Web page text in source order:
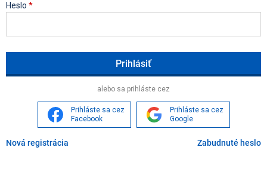
Heslo *
alebo sa prihláste cez
Prihláste sa cez
Facebook
Prihláste sa cez
Google
Nová registrácia Zabudnuté heslo